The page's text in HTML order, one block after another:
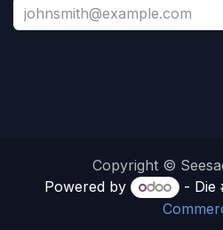
Copyright ©
Powered by
- Die